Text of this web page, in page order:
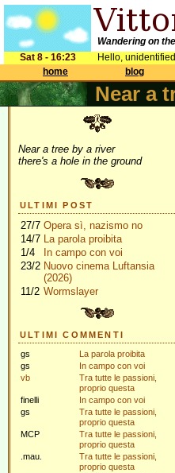
Wandering on
Sat 8 - 16:23
Hello,
home
blog
Near a
Near a tree by a river
there's a hole in the ground
ULTIMI POST
27/7 Opera sì, nazismo no
14/7 La parola proibita
1/4
In campo con voi
23/2 Nuovo cinema Luftansia
(2026)
11/2 Wormslayer
ULTIMI COMMENTI
gs
La parola proibita
gs
In campo con voi
vb
Tra tutte le passioni,
proprio questa
finelli
In campo con voi
gs
Tra tutte le passioni,
proprio questa
MCP
Tra tutte le passioni,
proprio questa
.mau.
Tra tutte le passioni,
proprio questa